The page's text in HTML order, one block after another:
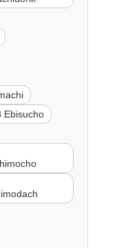
Ebisucho